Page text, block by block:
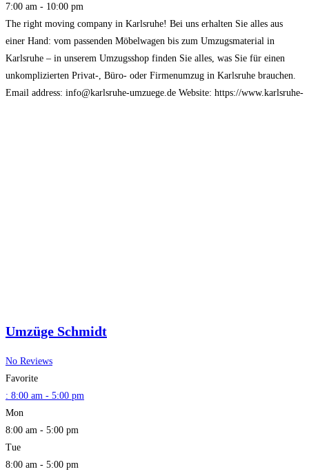
7:00 am - 10:00 pm
The right moving company in Karlsruhe! Bei uns erhalten Sie alles aus
einer Hand: vom passenden Möbelwagen bis zum Umzugsmaterial in
Karlsruhe – in unserem Umzugsshop finden Sie alles, was Sie für einen
unkomplizierten Privat-, Büro- oder Firmenumzug in Karlsruhe brauchen.
Email address: info@karlsruhe-umzuege.de Website: https://www.karlsruhe-
Umzüge Schmidt
No Reviews
Favorite
: 8:00 am - 5:00 pm
Mon
8:00 am - 5:00 pm
Tue
8:00 am - 5:00 pm